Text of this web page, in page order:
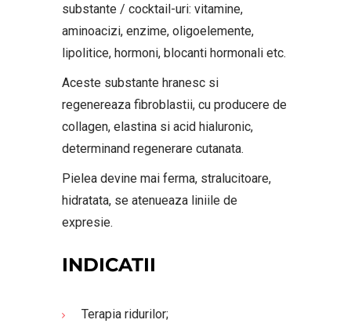
substante / cocktail-uri: vitamine,
aminoacizi, enzime, oligoelemente,
lipolitice, hormoni, blocanti hormonali etc.
Aceste substante hranesc si
regenereaza fibroblastii, cu producere de
collagen, elastina si acid hialuronic,
determinand regenerare cutanata.
Pielea devine mai ferma, stralucitoare,
hidratata, se atenueaza liniile de
expresie.
INDICATII
Terapia ridurilor;